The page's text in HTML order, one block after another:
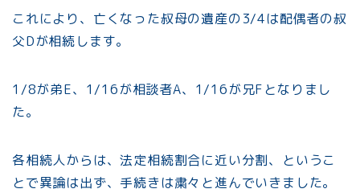
これにより、亡くなった叔母の遺産の3/4は配偶者の叔
父Dが相続します。
1/8が弟E、1/16が相談者A、1/16が兄Fとなりまし
た。
各相続人からは、法定相続割合に近い分割、というこ
とで異論は出ず、手続きは粛々と進んでいきました。